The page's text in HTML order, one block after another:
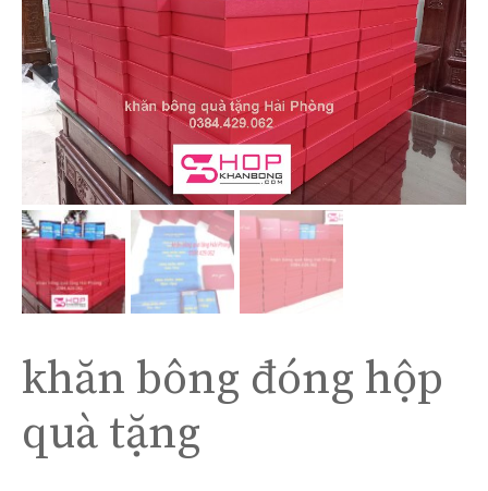
khăn bông đóng hộp
quà tặng